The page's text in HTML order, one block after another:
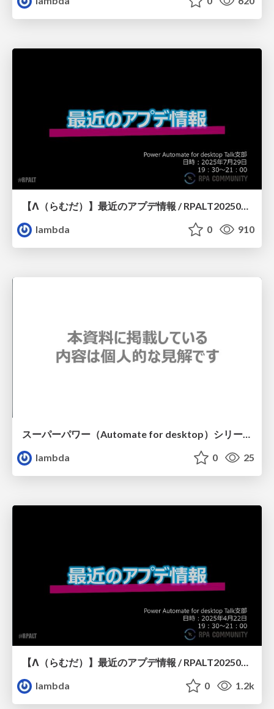
lambda
0 910
スーパーパワー（Automate for desktop）シリーズ：日々の業務タスクを「フォール」する / BiriBiri Power Apps Club Presentation Contest#3 20250426
lambda
0 25
【Λ（らむだ）】最近のアプデ情報 / RPALT20250422
lambda
0 1.2k